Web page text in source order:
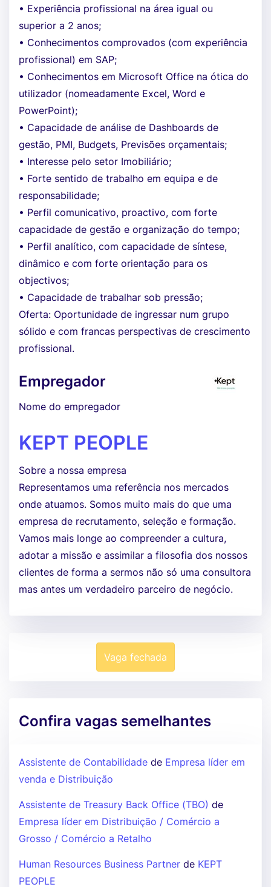
• Experiência profissional na área igual ou
superior a 2 anos;
• Conhecimentos comprovados (com experiência
profissional) em SAP;
• Conhecimentos em Microsoft Office na ótica do
utilizador (nomeadamente Excel, Word e
PowerPoint);
• Capacidade de análise de Dashboards de
gestão, PMI, Budgets, Previsões orçamentais;
• Interesse pelo setor Imobiliário;
• Forte sentido de trabalho em equipa e de
responsabilidade;
• Perfil comunicativo, proactivo, com forte
capacidade de gestão e organização do tempo;
• Perfil analítico, com capacidade de síntese,
dinâmico e com forte orientação para os
objectivos;
• Capacidade de trabalhar sob pressão;
Oferta: Oportunidade de ingressar num grupo
sólido e com francas perspectivas de crescimento
profissional.
Empregador
Nome do empregador
KEPT PEOPLE
Sobre a nossa empresa
Representamos uma referência nos mercados
onde atuamos. Somos muito mais do que uma
empresa de recrutamento, seleção e formação.
Vamos mais longe ao compreender a cultura,
adotar a missão e assimilar a filosofia dos nossos
clientes de forma a sermos não só uma consultora
mas antes um verdadeiro parceiro de negócio.
Vaga fechada
Confira vagas semelhantes
Assistente de Contabilidade de Empresa líder em
venda e Distribuição
Assistente de Treasury Back Office (TBO) de
Empresa líder em Distribuição / Comércio a
Grosso / Comércio a Retalho
Human Resources Business Partner de KEPT
PEOPLE